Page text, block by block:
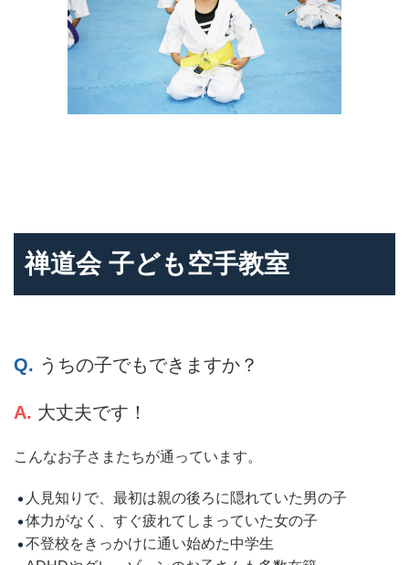
禅道会 子ども空手教室
Q. うちの子でもできますか？
A. 大丈夫です！
こんなお子さまたちが通っています。
人見知りで、最初は親の後ろに隠れていた男の子
体力がなく、すぐ疲れてしまっていた女の子
不登校をきっかけに通い始めた中学生